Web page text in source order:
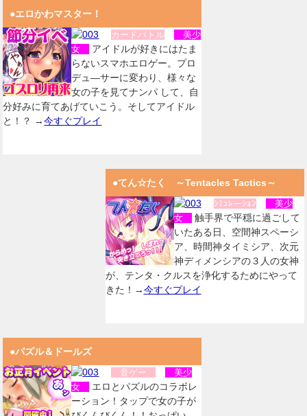
●エロかわマスター！
カードバトル
美少
女
アイドルが好きにはたま
らないスマホエロゲー。プロ
デュ―サーに変わり、様々な
女の子を見てナンパ して、自
分好みに育てあげていこう。そしてアイドル
と！？ →今すぐプレイ
●てん☆たく ～Tentacles Tactics～
ｼﾐｭﾚーｼｮﾝ
美少
女
触手界で平穏に過ごして
いたある日、空間神スペーシ
ア、時間神タイミシア、次元
神ディメンシアの３人の女神
が、テンタ・クルスを浄化するためにやって
きた！→今すぐプレイ
●パズル＆ドールズ
音ゲー
美少
女
エロとパズルのコラボレ
ーション！タップで女の子が